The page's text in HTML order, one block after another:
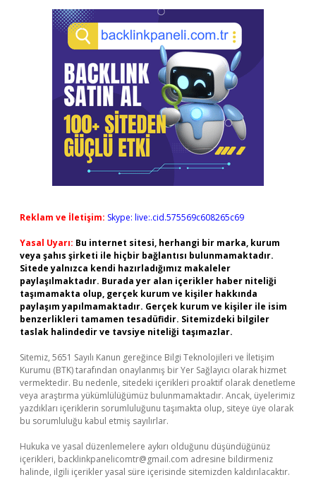
Reklam ve İletişim: Skype: live:.cid.575569c608265c69
Yasal Uyarı: Bu internet sitesi, herhangi bir marka, kurum
veya şahıs şirketi ile hiçbir bağlantısı bulunmamaktadır.
Sitede yalnızca kendi hazırladığımız makaleler
paylaşılmaktadır. Burada yer alan içerikler haber niteliği
taşımamakta olup, gerçek kurum ve kişiler hakkında
paylaşım yapılmamaktadır. Gerçek kurum ve kişiler ile isim
benzerlikleri tamamen tesadüfidir. Sitemizdeki bilgiler
taslak halindedir ve tavsiye niteliği taşımazlar.
Sitemiz, 5651 Sayılı Kanun gereğince Bilgi Teknolojileri ve İletişim
Kurumu (BTK) tarafından onaylanmış bir Yer Sağlayıcı olarak hizmet
vermektedir. Bu nedenle, sitedeki içerikleri proaktif olarak denetleme
veya araştırma yükümlülüğümüz bulunmamaktadır. Ancak, üyelerimiz
yazdıkları içeriklerin sorumluluğunu taşımakta olup, siteye üye olarak
bu sorumluluğu kabul etmiş sayılırlar.
Hukuka ve yasal düzenlemelere aykırı olduğunu düşündüğünüz
içerikleri, backlinkpanelicomtr@gmail.com adresine bildirmeniz
halinde, ilgili içerikler yasal süre içerisinde sitemizden kaldırılacaktır.